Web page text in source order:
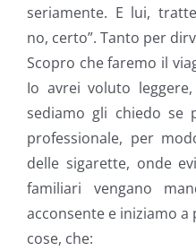
seriamente. E lui,
no, certo”. Tanto per
Scopro che faremo il
Io avrei voluto
sediamo gli chiedo se
professionale, per
delle sigarette, onde
familiari vengano
acconsente e iniziamo
cose, che: